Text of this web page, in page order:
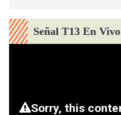
Señal T13 En Vivo